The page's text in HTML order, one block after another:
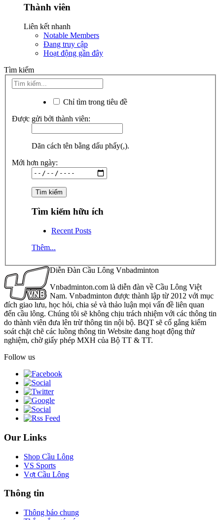
Thành viên
Liên kết nhanh
Notable Members
Đang truy cập
Hoạt động gần đây
Tìm kiếm
Chỉ tìm trong tiêu đề
Được gửi bởi thành viên:
Dãn cách tên bằng dấu phẩy(,).
Mới hơn ngày:
Tìm kiếm hữu ích
Recent Posts
Thêm...
Diễn Đàn Cầu Lông Vnbadminton
Vnbadminton.com là diễn đàn về Cầu Lông Việt
Nam. Vnbadminton được thành lập từ 2012 với mục
đích giao lưu, học hỏi, chia sẻ và thảo luận mọi vấn đề liên quan
đến cầu lông. Chúng tôi sẽ không chịu trách nhiệm với các thông tin
do thành viên đưa lên trừ thông tin nội bộ. BQT sẽ cố gắng kiểm
soát chặt chẽ các luồng thông tin Website đang hoạt động thử
nghiệm, chờ giấy phép MXH của Bộ TT & TT.
Follow us
Our Links
Shop Cầu Lông
VS Sports
Vợt Cầu Lông
Thông tin
Thông báo chung